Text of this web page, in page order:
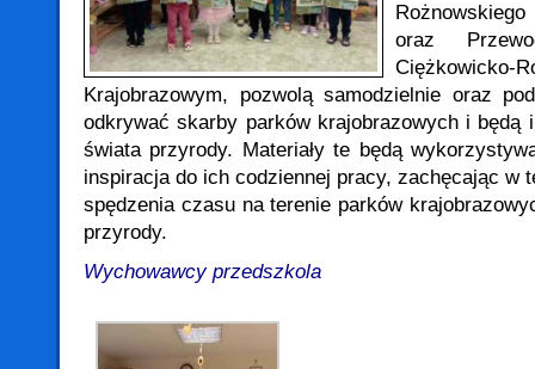
oraz
Krajobrazowym, pozwolą samodzielnie oraz
odkrywać skarby parków krajobrazowych i będą
świata przyrody. Materiały te będą
inspiracja do ich codziennej pracy, zachęcając w
spędzenia czasu na terenie parków
przyrody.
Wychowawcy przedszkola